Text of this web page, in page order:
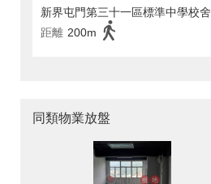
新界屯門第三十一區標準中學校舍
距離 200m
同類物業放盤